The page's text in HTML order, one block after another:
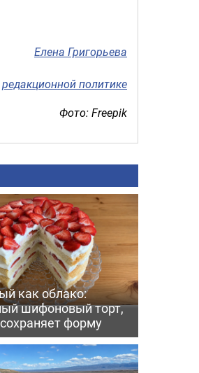
Елена Григорьева
редакционной политике
Фото: Freepik
как облако:
шифоновый торт,
форму